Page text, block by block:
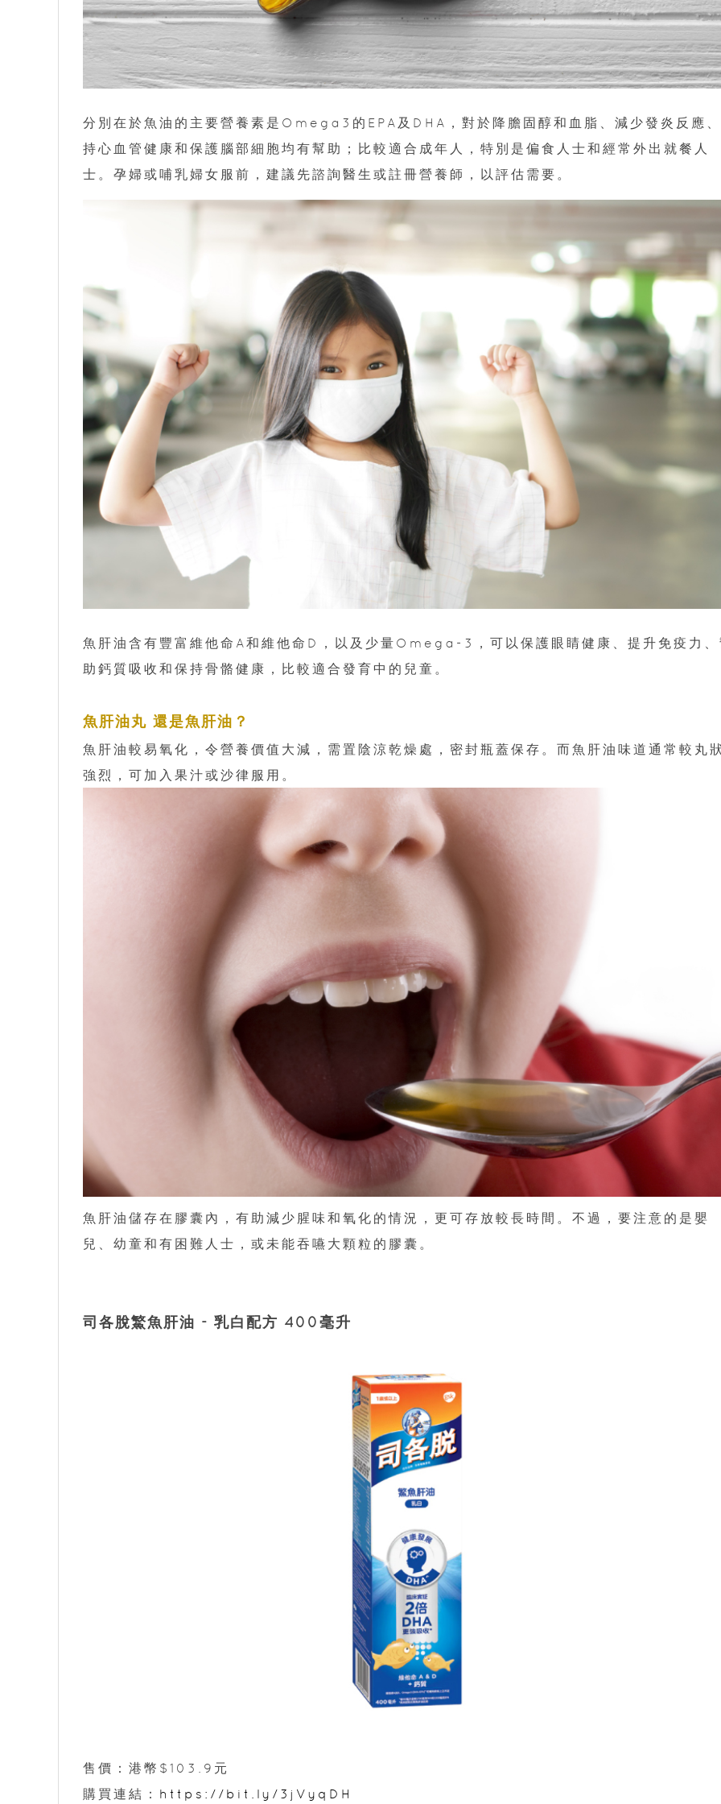
分別在於魚油的主要營養素是Omega3的EPA及DHA，對於降膽固醇和血脂、減少發炎反應
持心血管健康和保護腦部細胞均有幫助；比較適合成年人，特別是偏食人士和經常外出就餐人
士。孕婦或哺乳婦女服前，建議先諮詢醫生或註冊營養師，以評估需要。
魚肝油含有豐富維他命A和維他命D，以及少量Omega-3，可以保護眼睛健康、提升免疫力
助鈣質吸收和保持骨骼健康，比較適合發育中的兒童。
魚肝油丸 還是魚肝油？
魚肝油較易氧化，令營養價值大減，需置陰涼乾燥處，密封瓶蓋保存。而魚肝油味道通常較丸
強烈，可加入果汁或沙律服用。
魚肝油儲存在膠囊內，有助減少腥味和氧化的情況，更可存放較長時間。不過，要注意的是嬰
兒、幼童和有困難人士，或未能吞嚥大顆粒的膠囊。
司各脫鰵魚肝油 - 乳白配方 400毫升
售價：港幣$103.9元
購買連結： https://bit.ly/3jVyqDH